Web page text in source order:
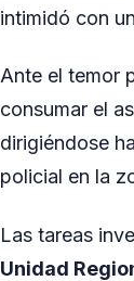
intimidó con
Ante el temor
consumar el
dirigiéndose
policial en la
Las tareas
Unidad